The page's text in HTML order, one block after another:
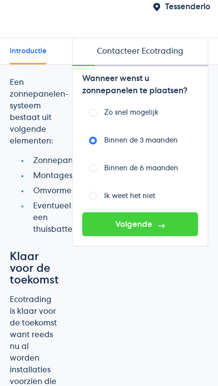
Tessenderlo
Introductie Realisaties Beoordelingen
Contacteer Ecotrading
Een
zonnepanelen-
systeem
bestaat uit
volgende
elementen:
Zonnepanelen
Montagesysteem
Omvormer
Eventueel
een
thuisbatterij
Klaar
voor de
toekomst
Ecotrading
is klaar voor
de toekomst
want reeds
nu al
worden
installaties
voorzien die
Wanneer wenst u
zonnepanelen te plaatsen?
Zo snel mogelijk
Binnen de 3 maanden
Binnen de 6 maanden
Ik weet het niet
Volgende